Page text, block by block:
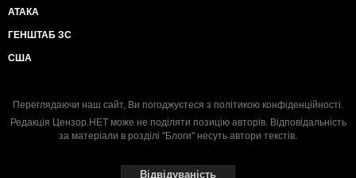
АТАКА
ГЕНШТАБ ЗС
США
Переглядаючи наш сайт, Ви погоджуєтеся з політикою конфіденційності.
Редакція Цензор.НЕТ може не поділяти позицію авторів. Відповідальність
за матеріали в розділі "Блоги" несуть автори текстів.
Відвідуваність